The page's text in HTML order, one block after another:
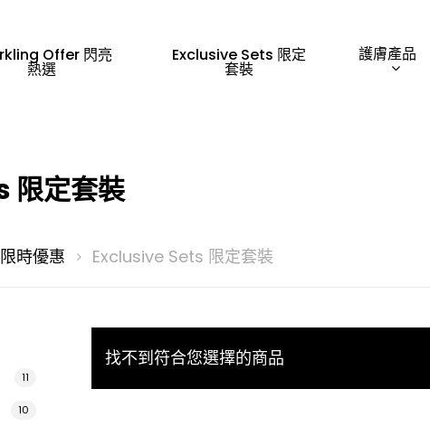
Offer 閃亮
熱選
Exclusive Sets 限定
套裝
護膚產品
限定套裝
時優惠 Exclusive Sets 限定套裝
11
10
找不到符合您選擇的商品